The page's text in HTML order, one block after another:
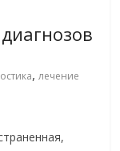
,лечение